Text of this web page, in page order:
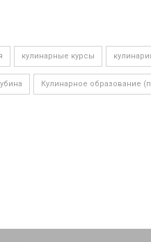
кулинарные курсы
Кулинарное образование